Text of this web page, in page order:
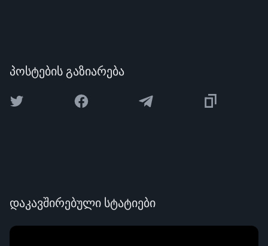
პოსტების გაზიარება
დაკავშირებული სტატიები